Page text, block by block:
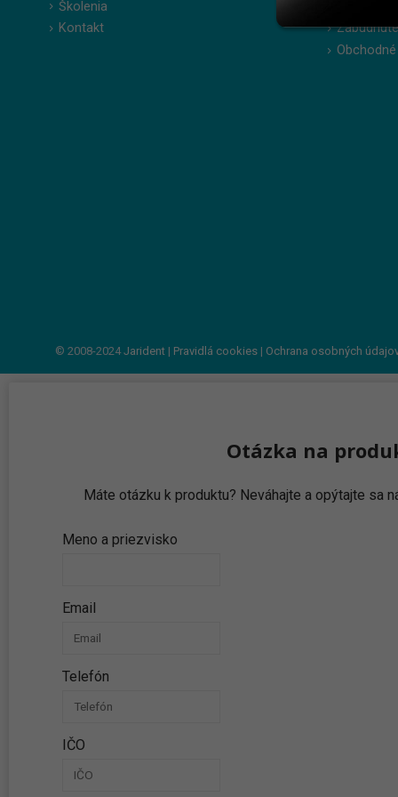
Školenia
Kontakt
© 2008-2024Jarident | Pravidlá cookies | Ochrana osobných
Otázka na
Máte otázku k produktu? Neváhajte a opýtajte sa
Meno a priezvisko
Email
Telefón
IČO